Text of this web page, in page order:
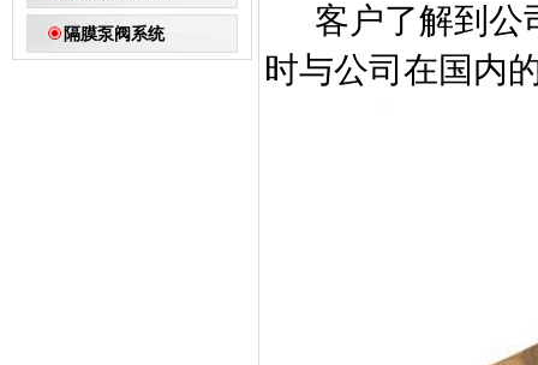
隔膜泵阀系统
客户了解到公
时与公司在国内